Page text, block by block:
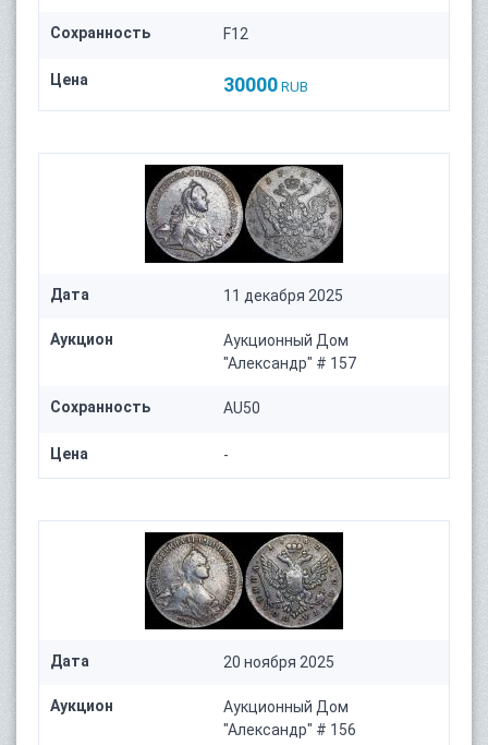
Сохранность F12
Цена 30000 RUB
Дата 11 декабря 2025
Аукцион
Аукционный Дом
"Александр" # 157
Сохранность AU50
Цена -
Дата 20 ноября 2025
Аукцион
Аукционный Дом
"Александр" # 156